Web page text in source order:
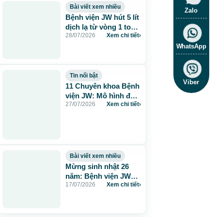
Bài viết xem nhiều
Bệnh viện JW hút 5 lít
dịch lạ từ vòng 1 to
115cm do tiêm mỡ
28/07/2026 Xem chi tiết›
Tin nổi bật
11 Chuyên khoa Bệnh
viện JW: Mô hình đa
khoa chuẩn Hàn chăm
27/07/2026 Xem chi tiết›
Bài viết xem nhiều
Mừng sinh nhật 26
năm: Bệnh viện JW
tặng 260 suất thẩm
17/07/2026 Xem chi tiết›
Zalo
WhatsApp
Viber